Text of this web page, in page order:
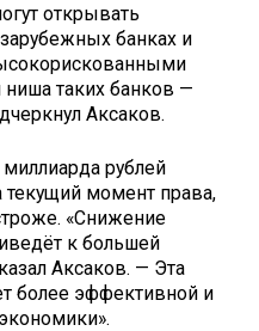
открывать
банках и
таких банков —
Аксаков.
рублей
момент права,
«Снижение
к большей
Аксаков. — Эта
более эффективной и